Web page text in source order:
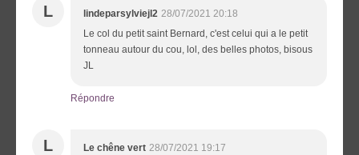
L lindeparsylviejl2 28/07/2021 20:18
Le col du petit saint Bernard, c'est celui qui a le petit
tonneau autour du cou, lol, des belles photos, bisous
JL
Répondre
L Le chêne vert 28/07/2021 19:17